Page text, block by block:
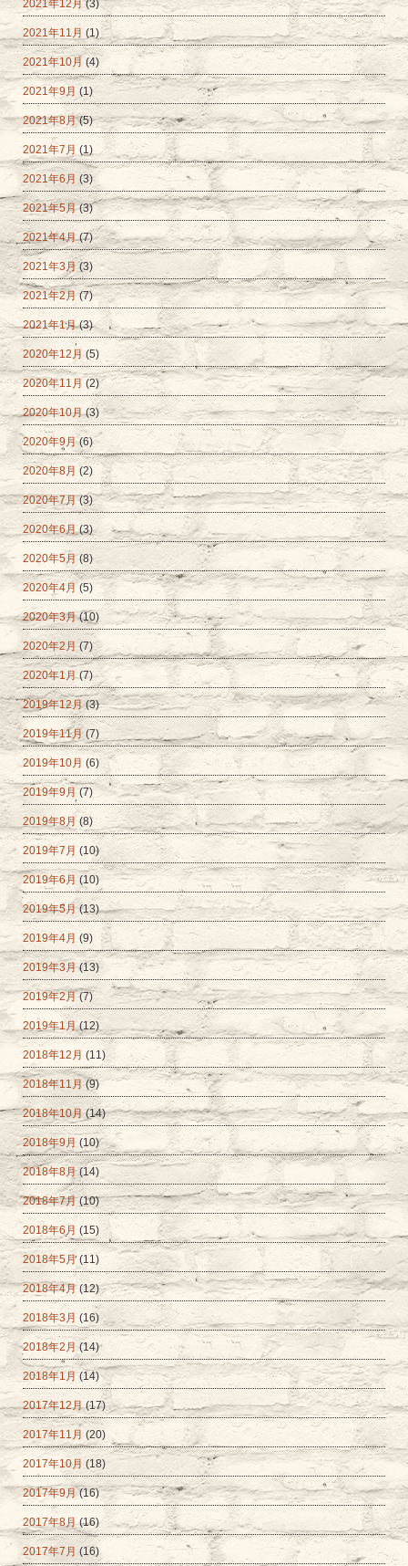
2021年12月 (3)
2021年11月 (1)
2021年10月 (4)
2021年9月 (1)
2021年8月(5)
2021年7月 (1)
2021年6月 (3)
2021年5月(3)
2021年4月(7)
2021年3月(3)
2021年2月(7)
2021年1月(3)
2020年12月 (5)
2020年11月 (2)
2020年10月(3)
2020年9月(6)
2020年8月 (2)
2020年7月(3)
2020年6月(3)
2020年5月(8)
2020年4月 (5)
2020年3月(10)
2020年2月(7)
2020年1月(7)
2019年12月(3)
2019年11月 (7)
2019年10月 (6)
2019年9月 (7)
2019年8月 (8)
2019年7月 (10)
2019年6月 (10)
2019年5月(13)
2019年4月 (9)
2019年3月 (13)
2019年2月 (7)
2019年1月(12)
2018年12月 (11)
2018年11月 (9)
2018年10月 (14)
2018年9月 (10)
2018年8月(14)
2018年7月(10)
2018年6月 (15)
2018年5月 (11)
2018年4月(12)
2018年3月 (16)
2018年2月(14)
2018年1月(14)
2017年12月(17)
2017年11月 (20)
2017年10月 (18)
2017年9月 (16)
2017年8月(16)
2017年7月 (16)